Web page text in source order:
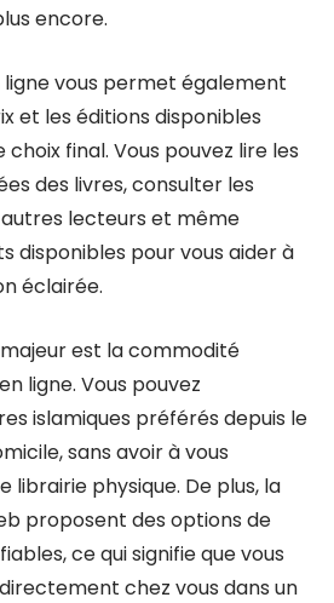
encore.
ligne vous permet également
et les éditions disponibles
final. Vous pouvez lire les
des livres, consulter les
lecteurs et même
disponibles pour vous aider à
éclairée.
est la commodité
ligne. Vous pouvez
islamiques préférés depuis le
sans avoir à vous
librairie physique. De plus, la
proposent des options de
ce qui signifie que vous
chez vous dans un